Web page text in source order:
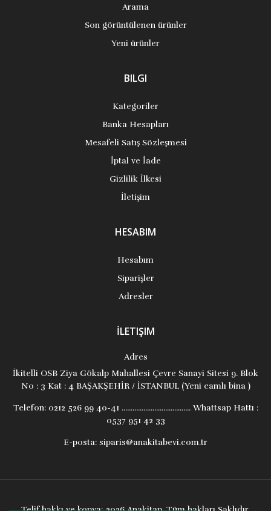
Arama
Son görüntülenen ürünler
Yeni ürünler
BILGI
Kategoriler
Banka Hesapları
Mesafeli Satış Sözleşmesi
İptal ve İade
Gizlilik İlkesi
İletişim
HESABIM
Hesabım
Siparişler
Adresler
İLETIŞIM
Adres
İkitelli OSB Ziya Gökalp Mahallesi Çevre Sanayi Sitesi 9. Blok
No : 3 Kat : 4 BAŞAKŞEHİR / İSTANBUL (Yeni camlı bina )
Telefon:0212 526 99 40-41 ...................................... Whattsap Hattı :
0537 951 42 33
E-posta: siparis@anakitabevi.com.tr